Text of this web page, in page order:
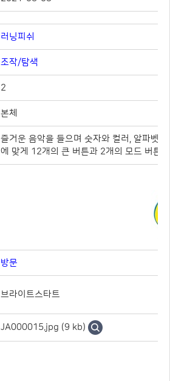
러닝피쉬
조작/탐색
2
본체
즐거운 음악을 들으며 숫자와 컬러, 알파벳,
에 맞게 12개의 큰 버튼과 2개의 모드 버튼
방문
브라이트스타트
JA000015.jpg (9 kb)